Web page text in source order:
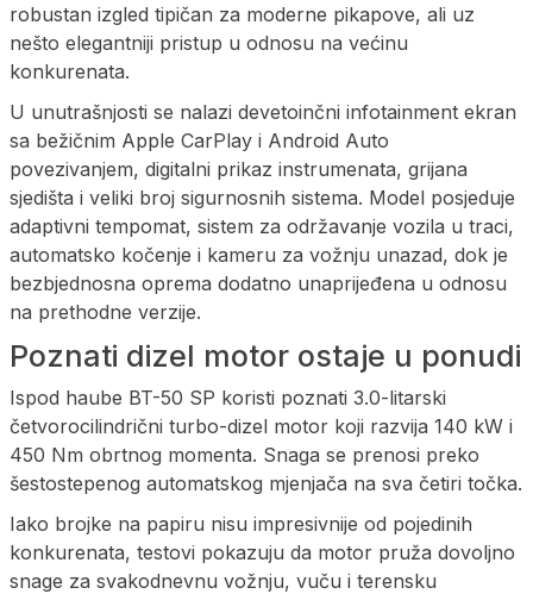
robustan izgled tipičan za moderne pikapove, ali uz
nešto elegantniji pristup u odnosu na većinu
konkurenata.
U unutrašnjosti se nalazi devetoinčni infotainment ekran
sa bežičnim Apple CarPlay i Android Auto
povezivanjem, digitalni prikaz instrumenata, grijana
sjedišta i veliki broj sigurnosnih sistema. Model posjeduje
adaptivni tempomat, sistem za održavanje vozila u traci,
automatsko kočenje i kameru za vožnju unazad, dok je
bezbjednosna oprema dodatno unaprijeđena u odnosu
na prethodne verzije.
Poznati dizel motor ostaje u ponudi
Ispod haube BT-50 SP koristi poznati 3.0-litarski
četvorocilindrični turbo-dizel motor koji razvija 140 kW i
450 Nm obrtnog momenta. Snaga se prenosi preko
šestostepenog automatskog mjenjača na sva četiri točka.
Iako brojke na papiru nisu impresivnije od pojedinih
konkurenata, testovi pokazuju da motor pruža dovoljno
snage za svakodnevnu vožnju, vuču i terensku